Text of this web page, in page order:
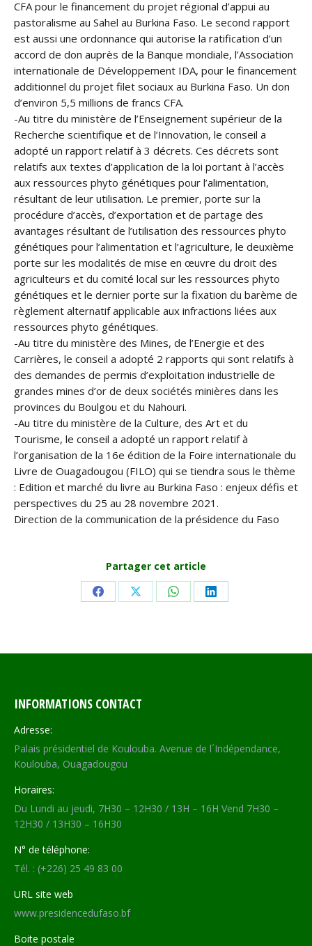
CFA pour le financement du projet régional d’appui au
pastoralisme au Sahel au Burkina Faso. Le second rapport
est aussi une ordonnance qui autorise la ratification d’un
accord de don auprès de la Banque mondiale, l’Association
internationale de Développement IDA, pour le financement
additionnel du projet filet sociaux au Burkina Faso. Un don
d’environ 5,5 millions de francs CFA.
-Au titre du ministère de l’Enseignement supérieur de la
Recherche scientifique et de l’Innovation, le conseil a
adopté un rapport relatif à 3 décrets. Ces décrets sont
relatifs aux textes d’application de la loi portant à l’accès
aux ressources phyto génétiques pour l’alimentation,
résultant de leur utilisation. Le premier, porte sur la
procédure d’accès, d’exportation et de partage des
avantages résultant de l’utilisation des ressources phyto
génétiques pour l’alimentation et l’agriculture, le deuxième
porte sur les modalités de mise en œuvre du droit des
agriculteurs et du comité local sur les ressources phyto
génétiques et le dernier porte sur la fixation du barème de
règlement alternatif applicable aux infractions liées aux
ressources phyto génétiques.
-Au titre du ministère des Mines, de l’Energie et des
Carrières, le conseil a adopté 2 rapports qui sont relatifs à
des demandes de permis d’exploitation industrielle de
grandes mines d’or de deux sociétés minières dans les
provinces du Boulgou et du Nahouri.
-Au titre du ministère de la Culture, des Art et du
Tourisme, le conseil a adopté un rapport relatif à
l’organisation de la 16e édition de la Foire internationale du
Livre de Ouagadougou (FILO) qui se tiendra sous le thème
: Edition et marché du livre au Burkina Faso : enjeux défis et
perspectives du 25 au 28 novembre 2021.
Direction de la communication de la présidence du Faso
Partager cet article
Share Share Share Share
INFORMATIONS CONTACT
Adresse:
Palais présidentiel de Koulouba. Avenue de l´Indépendance,
Koulouba, Ouagadougou
Horaires:
Du Lundi au jeudi, 7H30 – 12H30 / 13H – 16H Vend 7H30 –
12H30 / 13H30 – 16H30
N° de téléphone:
Tél. : (+226) 25 49 83 00
URL site web
www.presidencedufaso.bf
Boite postale